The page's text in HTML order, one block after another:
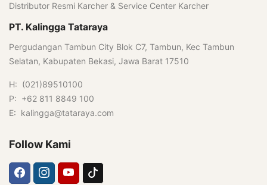
Distributor Resmi Karcher & Service Center Karcher
PT. Kalingga Tataraya
Pergudangan Tambun City Blok C7, Tambun, Kec Tambun
Selatan, Kabupaten Bekasi, Jawa Barat 17510
H: (021)89510100
P: +62 811 8849 100
E: kalingga@tataraya.com
Follow Kami